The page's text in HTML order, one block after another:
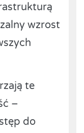
wzrost
te
–
do